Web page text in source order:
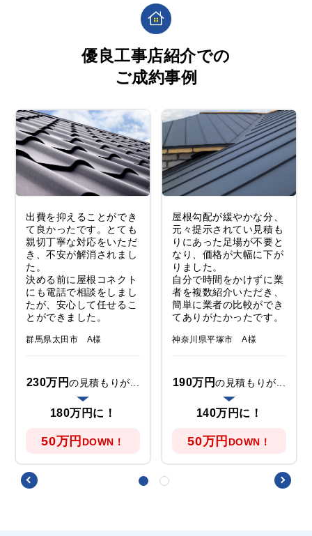
優良工事店紹介での
ご成約事例
出費を抑えることができ
て良かったです。とても
親切丁寧な対応をいただ
き、不安が解消されまし
た。
決める前に屋根コネクト
にも電話で相談をしまし
たが、安心して任せるこ
とができました。
群馬県太田市 A様
230万円の見積もりが...
180万円に！
50万円 DOWN！
屋根勾配が緩やかな分、
元々提示されてい見積も
りにあった足場が不要と
なり、価格が大幅に下が
りました。
自分で時間をかけずに業
者を複数紹介いただき、
簡単に業者の比較ができ
てありがたかったです。
神奈川県平塚市 A様
190万円の見積もりが...
140万円に！
50万円 DOWN！